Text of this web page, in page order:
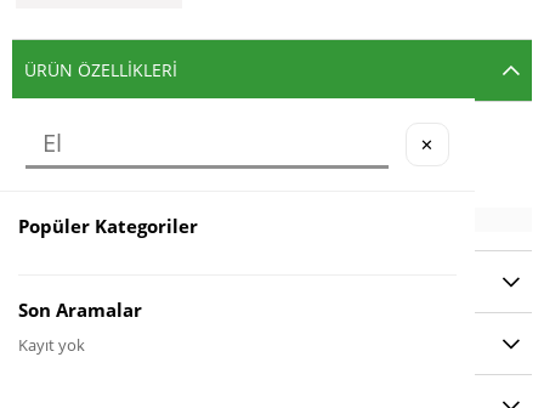
ÜRÜN ÖZELLIKLERI
ÖDEME SEÇENEKLERI
✕
Popüler Kategoriler
Son Aramalar
Kayıt yok